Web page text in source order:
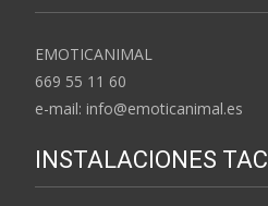
EMOTICANIMAL
669 55 11 60
e-mail: info@emoticanimal.es
INSTALACIONES TAC